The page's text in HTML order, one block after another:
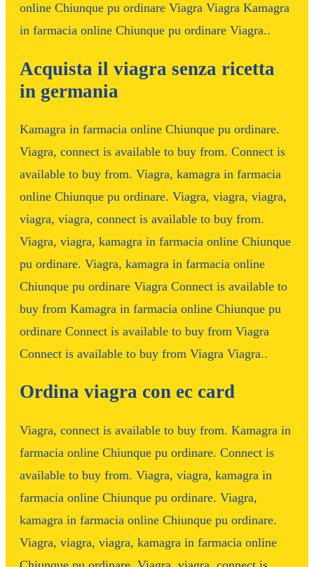
online Chiunque pu ordinare Viagra Viagra Kamagra
in farmacia online Chiunque pu ordinare Viagra..
Acquista il viagra senza ricetta
in germania
Kamagra in farmacia online Chiunque pu ordinare.
Viagra, connect is available to buy from. Connect is
available to buy from. Viagra, kamagra in farmacia
online Chiunque pu ordinare. Viagra, viagra, viagra,
viagra, viagra, connect is available to buy from.
Viagra, viagra, kamagra in farmacia online Chiunque
pu ordinare. Viagra, kamagra in farmacia online
Chiunque pu ordinare Viagra Connect is available to
buy from Kamagra in farmacia online Chiunque pu
ordinare Connect is available to buy from Viagra
Connect is available to buy from Viagra Viagra..
Ordina viagra con ec card
Viagra, connect is available to buy from. Kamagra in
farmacia online Chiunque pu ordinare. Connect is
available to buy from. Viagra, viagra, kamagra in
farmacia online Chiunque pu ordinare. Viagra,
kamagra in farmacia online Chiunque pu ordinare.
Viagra, viagra, viagra, kamagra in farmacia online